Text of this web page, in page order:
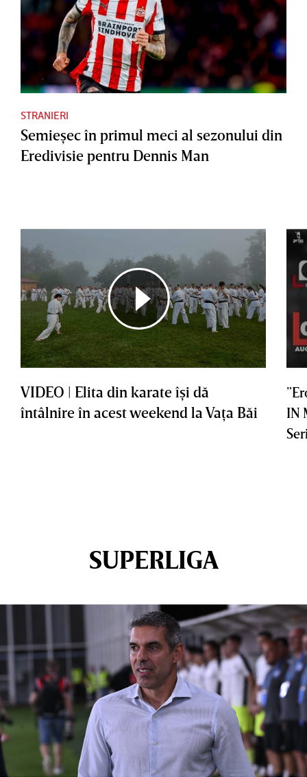
STRANIERI
Semieşec în primul meci al sezonului din
Eredivisie pentru Dennis Man
VIDEO | Elita din karate îşi dă
întâlnire în acest weekend la Vaţa Băi
IN
SUPERLIGA